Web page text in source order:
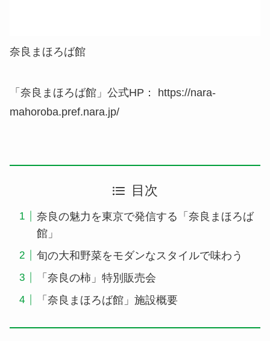
奈良まほろば館
「奈良まほろば館」公式HP： https://nara-
mahoroba.pref.nara.jp/
目次
奈良の魅力を東京で発信する「奈良まほろば
館」
旬の大和野菜をモダンなスタイルで味わう
「奈良の柿」特別販売会
「奈良まほろば館」施設概要